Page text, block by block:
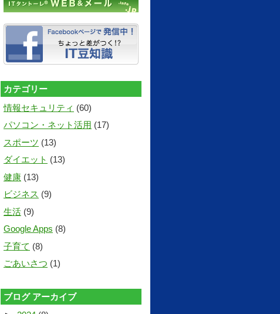
カテゴリー
情報セキュリティ (60)
パソコン・ネット活用 (17)
スポーツ (13)
ダイエット (13)
健康 (13)
ビジネス (9)
生活 (9)
Google Apps (8)
子育て (8)
ごあいさつ (1)
ブログ アーカイブ